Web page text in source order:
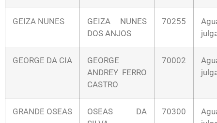
GEIZA NUNES
GEIZA NUNES
DOS ANJOS
70255
GEORGE DA CIA
GEORGE
ANDREY FERRO
CASTRO
70002
GRANDE OSEAS
OSEAS DA
70300